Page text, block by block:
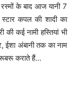
रस्मों के बाद आज यानी 7
कपल की शादी का
की कई नामी हस्तियां भी
अंबानी तक का नाम
कराते हैं…